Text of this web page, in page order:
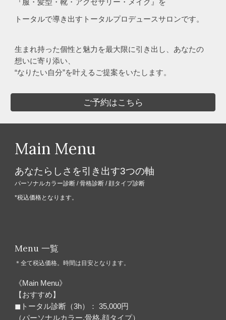
『服・髪型・靴・アクセサリー ・メイク 』を
トータルで導き出すトータルプロデュースサロンです。
生まれ持った個性と魅力を最大限に引き出 し、あなたの
想いに寄り添い、
“なりたい自分”を叶えるご提案をいたします。
ご予約はこちら
Main Menu
あなたらしさを引き出す3つの軸
パーソナルカラー診断 /骨格診断 / 顔タイプ診断
*税込価格となります。
Menu 一覧
＊全て税込価格。時間は目安となります。
《Main Menu》
【おすすめ】
◼︎トータル診断（3h）： 35,000円
（パーソナルカラー,骨格,顔タイプ）